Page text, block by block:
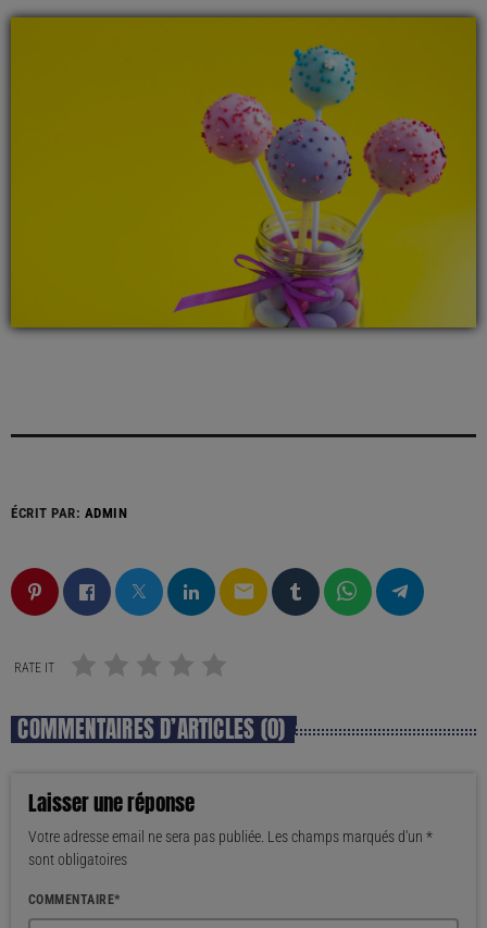
ÉCRIT PAR: ADMIN
email
RATE IT
COMMENTAIRES D’ARTICLES (0)
Laisser une réponse
Votre adresse email ne sera pas publiée. Les champs marqués d'un *
sont obligatoires
COMMENTAIRE*